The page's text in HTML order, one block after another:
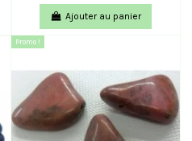
Ajouter au panier
Promo !